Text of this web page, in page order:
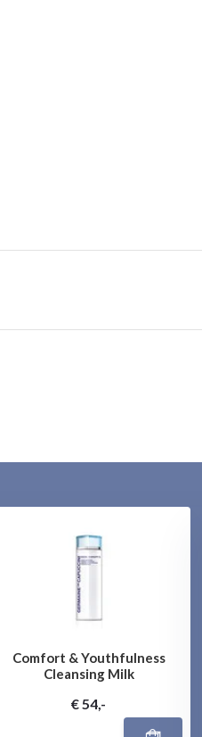
Comfort & Youthfulness
Cleansing Milk
€ 54,-